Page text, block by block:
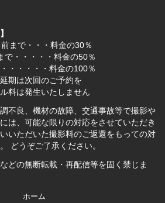
まで・・・料金の30％
・・・・・料金の50％
・・・・・料金の100％
期は次回のご予約を
料は発生いたしません
不良、機材の故障、交通事故等で撮影や
は、可能な限りの対応をさせていただき
いただいた撮影料のご返還をもっての対
どうぞご了承ください。
どの無断転載・再配信等を固く禁じま
ホーム